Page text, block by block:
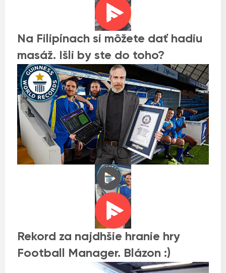
Na Filipínach si môžete dať hadiu
masáž. Išli by ste do toho?
Rekord za najdhšie hranie hry
Football Manager. Blázon :)